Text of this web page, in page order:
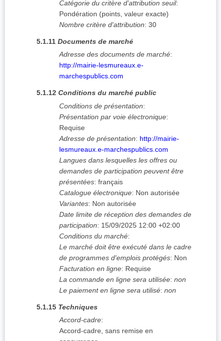
Catégorie du critère d'attribution seuil:
Pondération (points, valeur exacte)
Nombre critère d'attribution: 30
5.1.11 Documents de marché
Adresse des documents de marché:
http://mairie-lesmureaux.e-
marchespublics.com
5.1.12 Conditions du marché public
Conditions de présentation:
Présentation par voie électronique:
Requise
Adresse de présentation: http://mairie-
lesmureaux.e-marchespublics.com
Langues dans lesquelles les offres ou
demandes de participation peuvent être
présentées: français
Catalogue électronique: Non autorisée
Variantes: Non autorisée
Date limite de réception des demandes de
participation: 15/09/2025 12:00 +02:00
Conditions du marché:
Le marché doit être exécuté dans le cadre
de programmes d'emplois protégés: Non
Facturation en ligne: Requise
La commande en ligne sera utilisée: non
Le paiement en ligne sera utilisé: non
5.1.15 Techniques
Accord-cadre:
Accord-cadre, sans remise en